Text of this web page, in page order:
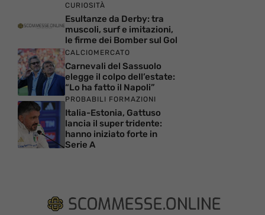
CURIOSITÀ
Esultanze da Derby: tra
muscoli, surf e imitazioni,
le firme dei Bomber sul Gol
CALCIOMERCATO
Carnevali del Sassuolo
elegge il colpo dell’estate:
“Lo ha fatto il Napoli”
PROBABILI FORMAZIONI
Italia-Estonia, Gattuso
lancia il super tridente:
hanno iniziato forte in
Serie A